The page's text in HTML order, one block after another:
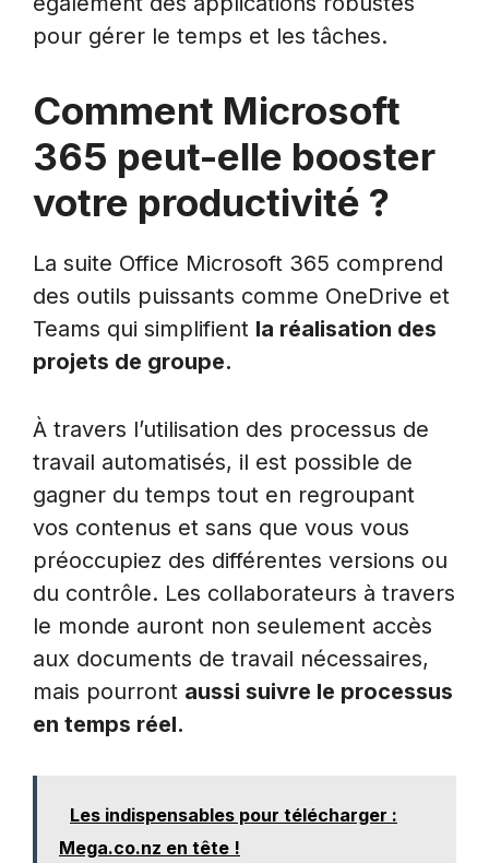
pour gérer le temps et les tâches.
Comment Microsoft
365 peut-elle booster
votre productivité ?
La suite Office Microsoft 365 comprend
des outils puissants comme OneDrive et
Teams qui simplifient la réalisation des
projets de groupe.
À travers l’utilisation des processus de
travail automatisés, il est possible de
gagner du temps tout en regroupant
vos contenus et sans que vous vous
préoccupiez des différentes versions ou
du contrôle. Les collaborateurs à travers
le monde auront non seulement accès
aux documents de travail nécessaires,
mais pourront aussi suivre le processus
en temps réel.
Les indispensables pour télécharger :
Mega.co.nz en tête !